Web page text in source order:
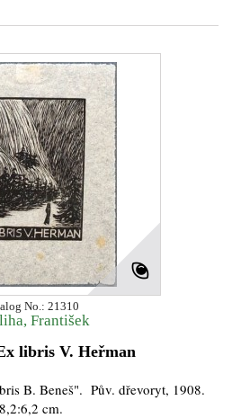
No.: 21310
František
libris V. Heřman
B. Beneš". Pův. dřevoryt, 1908.
8,2:6,2 cm.